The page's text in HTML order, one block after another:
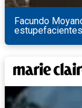
Facundo
estupefacientes